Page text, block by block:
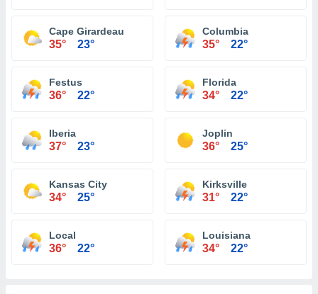
Cape Girardeau
35° 23°
Columbia
35° 22°
Festus
36° 22°
Florida
34° 22°
Iberia
37° 23°
Joplin
36° 25°
Kansas City
34° 25°
Kirksville
31° 22°
Local
36° 22°
Louisiana
34° 22°